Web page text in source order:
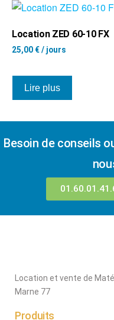
Location ZED 60-10 FX
25,00 €/ jours
Lire plus
Besoin de conseils
Location et vente de
Marne 77
Produits